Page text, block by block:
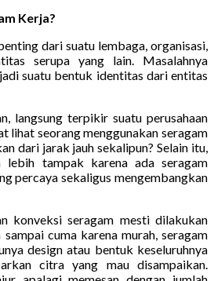
Kerja?
dari suatu lembaga, organisasi,
serupa yang lain. Masalahnya
suatu bentuk identitas dari entitas
langsung terpikir suatu perusahaan
lihat seorang menggunakan seragam
dari jarak jauh sekalipun? Selain itu,
lebih tampak karena ada seragam
percaya sekaligus mengembangkan
konveksi seragam mesti dilakukan
cuma karena murah, seragam
design atau bentuk keseluruhnya
citra yang mau disampaikan.